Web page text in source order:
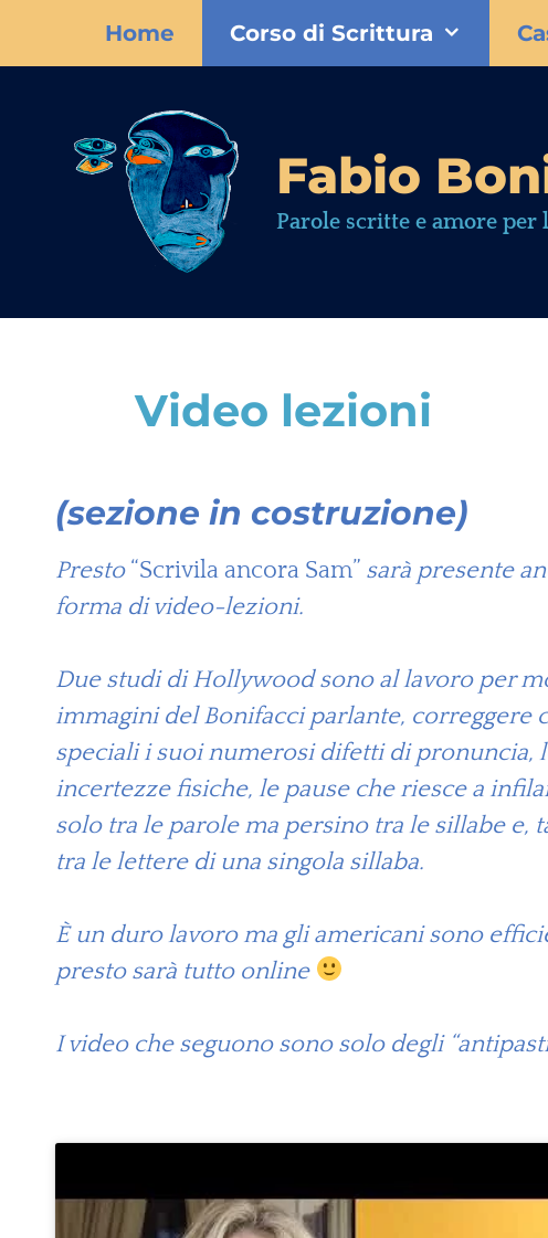
Home Corso di Scrittura
Fabio
Parole scritte e amore
Video lezioni
(sezione in costruzione)
Presto “Scrivila ancora Sam” sarà presente
forma di video-lezioni.
Due studi di Hollywood sono al lavoro per
immagini del Bonifacci parlante, correggere
speciali i suoi numerosi difetti di pronuncia,
incertezze fisiche, le pause che riesce a
solo tra le parole ma persino tra le sillabe e,
tra le lettere di una singola sillaba.
È un duro lavoro ma gli americani sono
presto sarà tutto online
I video che seguono sono solo degli